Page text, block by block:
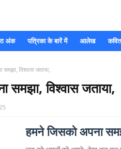
अंक पत्रिका के बारें में आलेख
विश्वास जताया,
समझा, विश्वास जताया,
हमने जिसको अपना